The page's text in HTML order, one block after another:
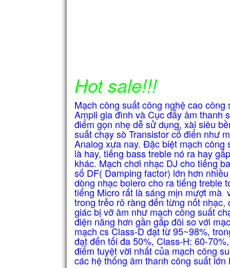
Hot sale!!!
Mạch công suất công nghệ cao
Ampli gia đình và Cục đẩy âm thanh
điểm gọn nhẹ dễ sử dụng, xài siêu
suất chạy sò Transistor cổ điển như
Analog xưa nay. Đặc biệt mạch công
là hay, tiếng bass treble nó ra hay
khác. Mạch chơi nhạc DJ cho tiếng
số DF( Damping factor) lớn hơn
dòng nhạc bolero cho ra tiếng treble
tiếng Micro rất là sáng mịn mượt mà
trong trẻo rõ ràng đến từng nốt
giác bị vỡ âm như mạch công suất
điện năng hơn gần gấp đôi so với
mạch cs Class-D đạt từ 95~98%,
đạt đến tối đa 50%, Class-H: 60-
điểm tuyệt vời nhất của mạch công
các hệ thống âm thanh công suất lớn